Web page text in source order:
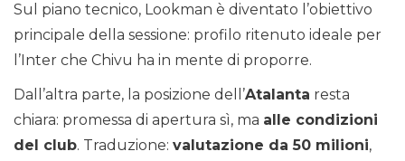
Sul piano tecnico, Lookman è diventato l’obiettivo
principale della sessione: profilo ritenuto ideale per
l’Inter che Chivu ha in mente di proporre.
Dall’altra parte, la posizione dell’Atalanta resta
chiara: promessa di apertura sì, ma alle condizioni
del club. Traduzione: valutazione da 50 milioni,